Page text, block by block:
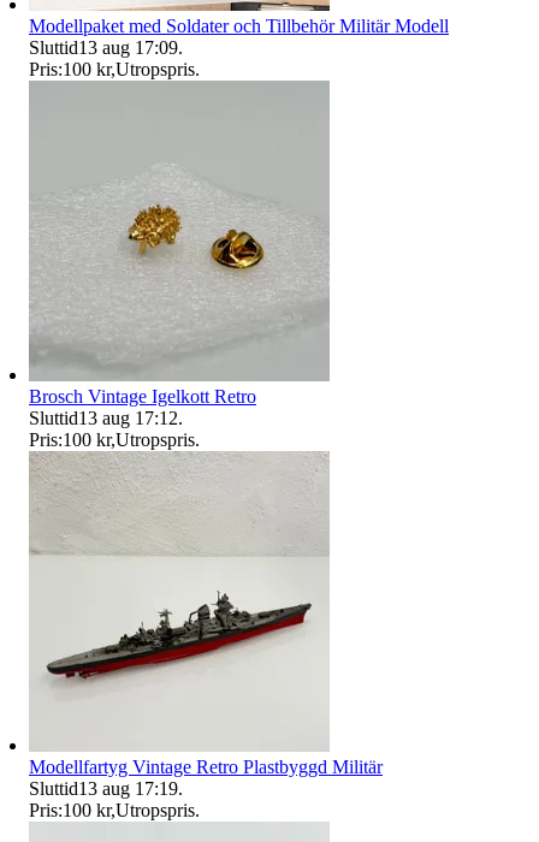
Modellpaket med Soldater och Tillbehör Militär Modell
Sluttid13 aug 17:09.
Pris:100 kr,Utropspris.
Brosch Vintage Igelkott Retro
Sluttid13 aug 17:12.
Pris:100 kr,Utropspris.
Modellfartyg Vintage Retro Plastbyggd Militär
Sluttid13 aug 17:19.
Pris:100 kr,Utropspris.